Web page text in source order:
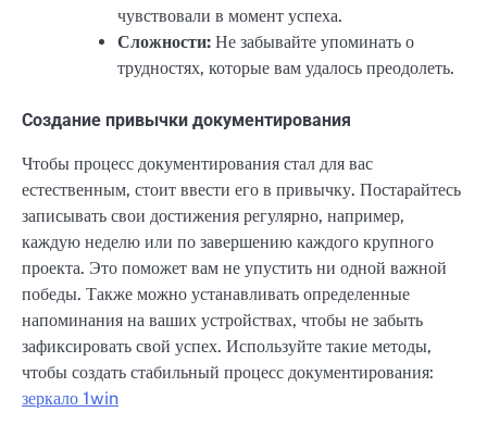
чувствовали в момент успеха.
Сложности: Не забывайте упоминать о
трудностях, которые вам удалось преодолеть.
Создание привычки документирования
Чтобы процесс документирования стал для вас
естественным, стоит ввести его в привычку. Постарайтесь
записывать свои достижения регулярно, например,
каждую неделю или по завершению каждого крупного
проекта. Это поможет вам не упустить ни одной важной
победы. Также можно устанавливать определенные
напоминания на ваших устройствах, чтобы не забыть
зафиксировать свой успех. Используйте такие методы,
чтобы создать стабильный процесс документирования:
зеркало 1win